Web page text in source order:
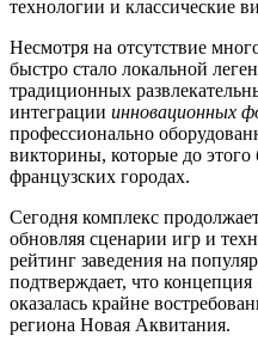
технологии и классические
Несмотря на отсутствие
быстро стало локальной
традиционных
интеграции инновационных
профессионально
викторины, которые до
французских городах.
Сегодня комплекс
обновляя сценарии игр и
рейтинг заведения на
подтверждает, что
оказалась крайне
региона Новая Аквитания.